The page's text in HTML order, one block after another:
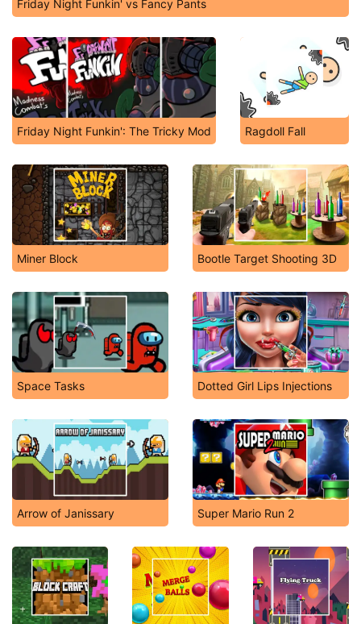
Friday Night Funkin' vs Fancy Pants
Friday Night Funkin': The Tricky Mod Ragdoll Fall
Miner Block Bootle Target Shooting 3D
Space Tasks Dotted Girl Lips Injections
Arrow of Janissary Super Mario Run 2